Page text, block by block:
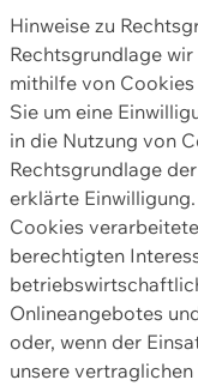
Hinweise zu
Rechtsgrundlage
mithilfe von
Sie um eine
in die Nutzung von
Rechtsgrundlage
erklärte
Cookies
berechtigten
Onlineangebotes
oder, wenn der
unsere